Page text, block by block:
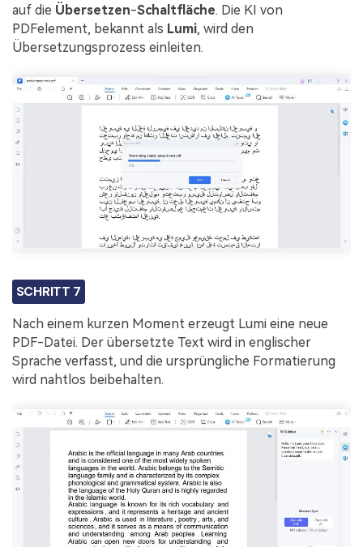
auf die Übersetzen-Schaltfläche. Die KI von
PDFelement, bekannt als Lumi, wird den
Übersetzungsprozess einleiten.
SCHRITT 7
Nach einem kurzen Moment erzeugt Lumi eine neue
PDF-Datei. Der übersetzte Text wird in englischer
Sprache verfasst, und die ursprüngliche Formatierung
wird nahtlos beibehalten.